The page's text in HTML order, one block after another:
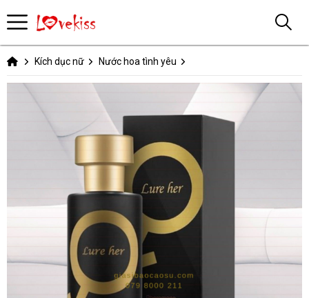
Kích dục nữ Nước hoa tình yêu